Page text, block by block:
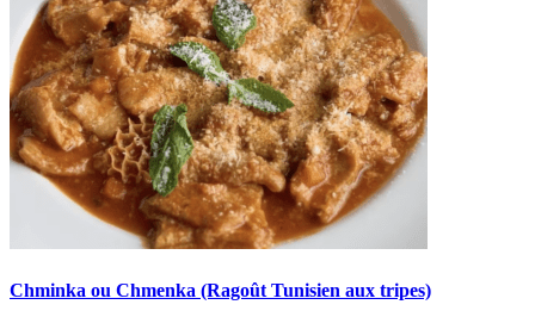
Chminka ou Chmenka (Ragoût Tunisien aux tripes)